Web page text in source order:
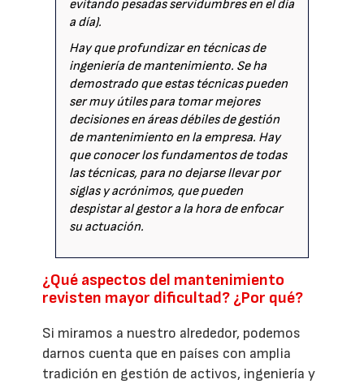
evitando pesadas servidumbres en el día
a día).
Hay que profundizar en técnicas de
ingeniería de mantenimiento. Se ha
demostrado que estas técnicas pueden
ser muy útiles para tomar mejores
decisiones en áreas débiles de gestión
de mantenimiento en la empresa. Hay
que conocer los fundamentos de todas
las técnicas, para no dejarse llevar por
siglas y acrónimos, que pueden
despistar al gestor a la hora de enfocar
su actuación.
¿Qué aspectos del mantenimiento
revisten mayor dificultad? ¿Por qué?
Si miramos a nuestro alrededor, podemos
darnos cuenta que en países con amplia
tradición en gestión de activos, ingeniería y